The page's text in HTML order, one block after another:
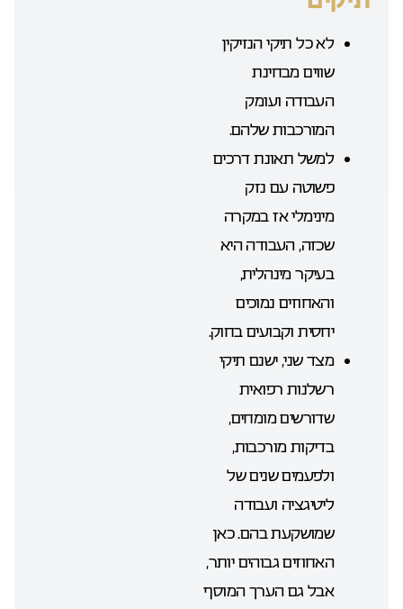
לא כל תיקי הנזיקין
שווים מבחינת
העבודה ועומק
המורכבות שלהם.
למשל תאונת דרכים
פשוטה עם נזק
מינימלי אז במקרה
שכזה, העבודה היא
בעיקר מינהלית,
והאחוזים נמוכים
יחסית וקבועים בחוק.
מצד שני, ישנם תיקי
רשלנות רפואית
שדורשים מומחים,
בדיקות מורכבות,
ולפעמים שנים של
ליטיגציה ועבודה
שמושקעת בהם. כאן
האחוזים גבוהים יותר,
אבל גם הערך המוסף